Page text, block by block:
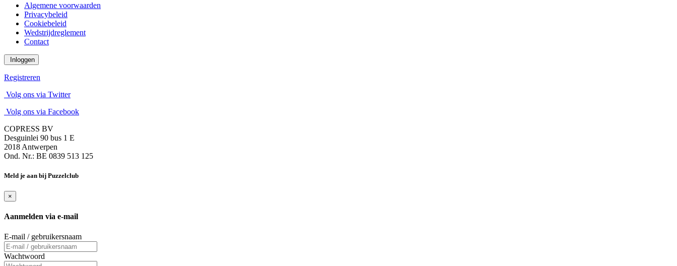
Algemene voorwaarden
Privacybeleid
Cookiebeleid
Wedstrijdreglement
Contact
Inloggen
Registreren
Volg ons via Twitter
Volg ons via Facebook
COPRESS BV
Desguinlei 90 bus 1 E
2018 Antwerpen
Ond. Nr.: BE 0839 513 125
Meld je aan bij Puzzelclub
×
Aanmelden via e-mail
E-mail / gebruikersnaam
Wachtwoord